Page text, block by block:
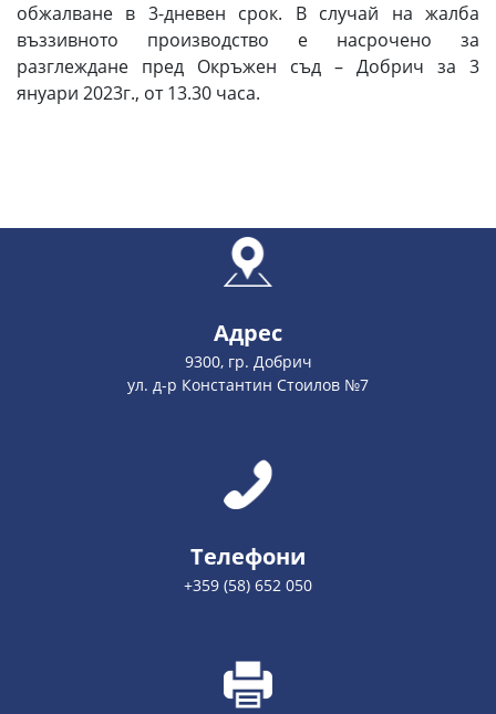
обжалване в 3-дневен срок. В случай на жалба
въззивното производство е насрочено за
разглеждане пред Окръжен съд – Добрич за 3
януари 2023г., от 13.30 часа.
Адрес
9300, гр. Добрич
ул. д-р Константин Стоилов №7
Телефони
+359 (58) 652 050